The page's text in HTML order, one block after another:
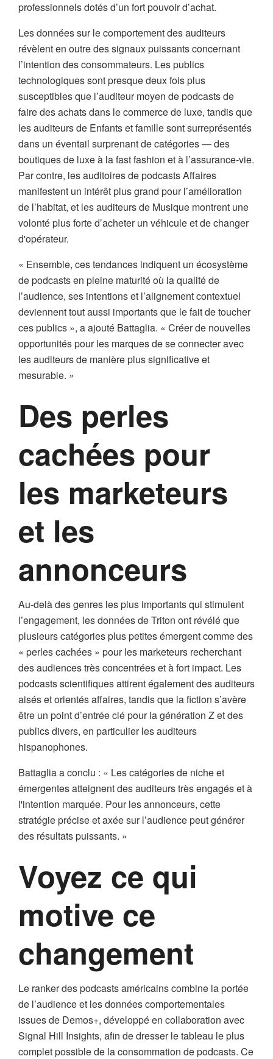
professionnels dotés d’un fort pouvoir d’achat.
Les données sur le comportement des auditeurs
révèlent en outre des signaux puissants concernant
l’intention des consommateurs. Les publics
technologiques sont presque deux fois plus
susceptibles que l’auditeur moyen de podcasts de
faire des achats dans le commerce de luxe, tandis que
les auditeurs de Enfants et famille sont surreprésentés
dans un éventail surprenant de catégories — des
boutiques de luxe à la fast fashion et à l’assurance-vie.
Par contre, les auditoires de podcasts Affaires
manifestent un intérêt plus grand pour l’amélioration
de l’habitat, et les auditeurs de Musique montrent une
volonté plus forte d’acheter un véhicule et de changer
d'opérateur.
« Ensemble, ces tendances indiquent un écosystème
de podcasts en pleine maturité où la qualité de
l’audience, ses intentions et l’alignement contextuel
deviennent tout aussi importants que le fait de toucher
ces publics », a ajouté Battaglia. « Créer de nouvelles
opportunités pour les marques de se connecter avec
les auditeurs de manière plus significative et
mesurable. »
Des perles
cachées pour
les marketeurs
et les
annonceurs
Au-delà des genres les plus importants qui stimulent
l’engagement, les données de Triton ont révélé que
plusieurs catégories plus petites émergent comme des
« perles cachées » pour les marketeurs recherchant
des audiences très concentrées et à fort impact. Les
podcasts scientifiques attirent également des auditeurs
aisés et orientés affaires, tandis que la fiction s’avère
être un point d’entrée clé pour la génération Z et des
publics divers, en particulier les auditeurs
hispanophones.
Battaglia a conclu : « Les catégories de niche et
émergentes atteignent des auditeurs très engagés et à
l'intention marquée. Pour les annonceurs, cette
stratégie précise et axée sur l’audience peut générer
des résultats puissants. »
Voyez ce qui
motive ce
changement
Le ranker des podcasts américains combine la portée
de l’audience et les données comportementales
issues de Demos+, développé en collaboration avec
Signal Hill Insights, afin de dresser le tableau le plus
complet possible de la consommation de podcasts. Ce